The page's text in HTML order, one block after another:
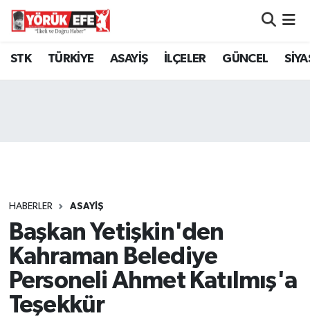
STK TÜRKİYE ASAYİŞ İLÇELER GÜNCEL
HABERLER ASAYİŞ
Başkan Yetişkin'den
Kahraman Belediye
Personeli Ahmet Katılmış'a
Teşekkür
Aydın Nöbetçi Eczaneler
Tüm Manşetler
Son Dakika Haberleri
Haber Arşivi